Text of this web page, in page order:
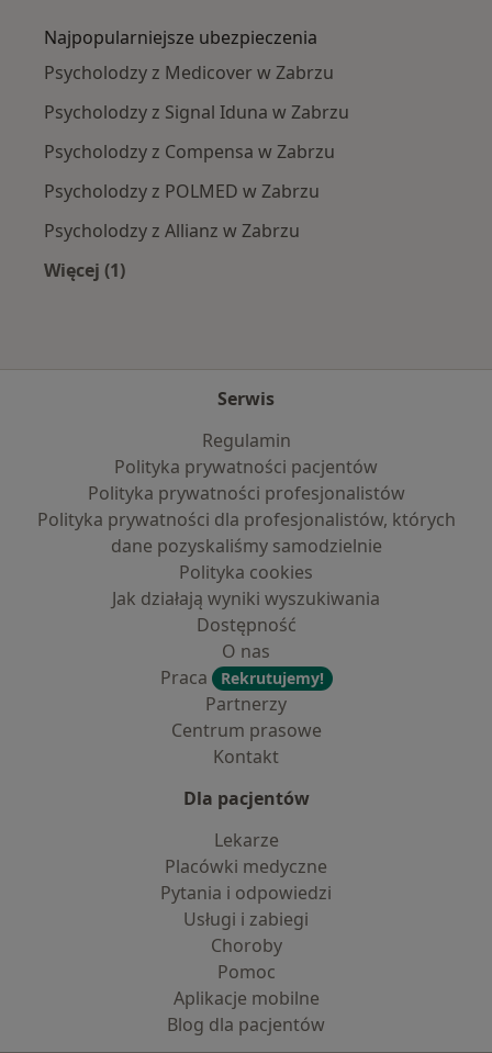
Najpopularniejsze ubezpieczenia
Psycholodzy z Medicover w Zabrzu
Psycholodzy z Signal Iduna w Zabrzu
Psycholodzy z Compensa w Zabrzu
Psycholodzy z POLMED w Zabrzu
Psycholodzy z Allianz w Zabrzu
Więcej (1)
Serwis
Regulamin
Polityka prywatności pacjentów
Polityka prywatności profesjonalistów
Polityka prywatności dla profesjonalistów, których
dane pozyskaliśmy samodzielnie
Polityka cookies
Jak działają wyniki wyszukiwania
Dostępność
O nas
Praca
Rekrutujemy!
Partnerzy
Centrum prasowe
Kontakt
Dla pacjentów
Lekarze
Placówki medyczne
Pytania i odpowiedzi
Usługi i zabiegi
Choroby
Pomoc
Aplikacje mobilne
Blog dla pacjentów